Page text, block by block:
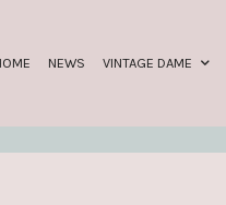
NEWS VINTAGE DAME